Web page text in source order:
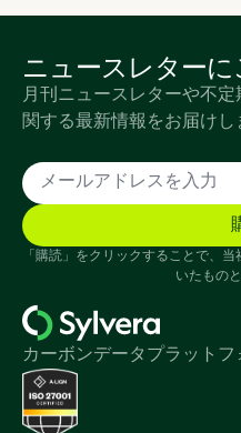
ニュースレター
月刊ニュースレターや不
関する最新情報をお届けし
「購読」をクリックすることで、
いたもの
カーボンデータプラットフ